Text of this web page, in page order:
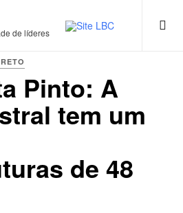
de líderes
Pinto: A
tem um
de 48